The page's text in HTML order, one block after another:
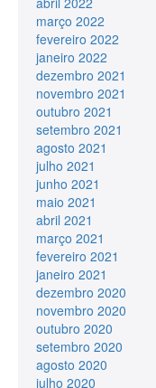
março 2022
fevereiro 2022
janeiro 2022
dezembro 2021
novembro 2021
outubro 2021
setembro 2021
agosto 2021
julho 2021
junho 2021
maio 2021
abril 2021
março 2021
fevereiro 2021
janeiro 2021
dezembro 2020
novembro 2020
outubro 2020
setembro 2020
agosto 2020
julho 2020